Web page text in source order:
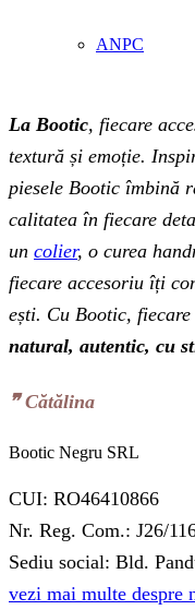
ANPC
La Bootic, fiecare
textură și emoție.
piesele Bootic îmbină
calitatea în fiecare
un colier, o curea
fiecare accesoriu îți
ești. Cu Bootic,
natural, autentic, cu
❞‬ Cătălina
Bootic Negru SRL
CUI: RO46410866
Nr. Reg. Com.: J26/
Sediu social: Bld.
vezi mai multe despre